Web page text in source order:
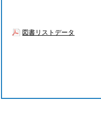
図書リストデータ